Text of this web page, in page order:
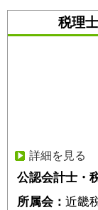
税理
詳細を見る
公認会計士・
所属会： 近畿